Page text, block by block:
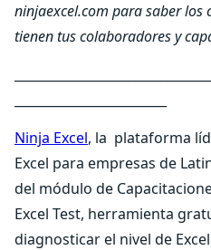
ninjaexcel.com para saber los
tienen tus colaboradores y
Ninja Excel, la plataforma
Excel para empresas de
del módulo de
Excel Test, herramienta
diagnosticar el nivel de